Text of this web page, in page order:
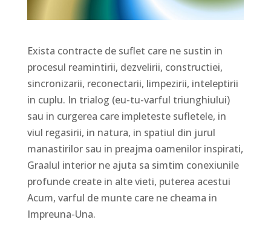
Exista contracte de suflet care ne sustin in
procesul reamintirii, dezvelirii, constructiei,
sincronizarii, reconectarii, limpezirii, inteleptirii
in cuplu. In trialog (eu-tu-varful triunghiului)
sau in curgerea care impleteste sufletele, in
viul regasirii, in natura, in spatiul din jurul
manastirilor sau in preajma oamenilor inspirati,
Graalul interior ne ajuta sa simtim conexiunile
profunde create in alte vieti, puterea acestui
Acum, varful de munte care ne cheama in
Impreuna-Una.